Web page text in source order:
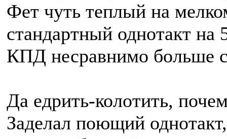
Фет чуть теплый на
стандартный однотакт на
КПД несравнимо больше
Да едрить-колотить,
Заделал поющий